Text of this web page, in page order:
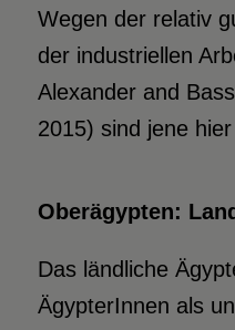
Wegen der relativ
der industriellen
Alexander and
2015) sind jene
Oberägypten:
Das ländliche
ÄgypterInnen als